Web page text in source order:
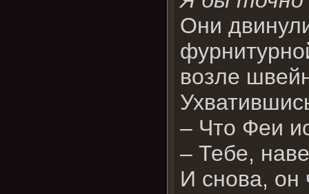
Они
возле
– Что Феи
– Тебе,
И снова, он